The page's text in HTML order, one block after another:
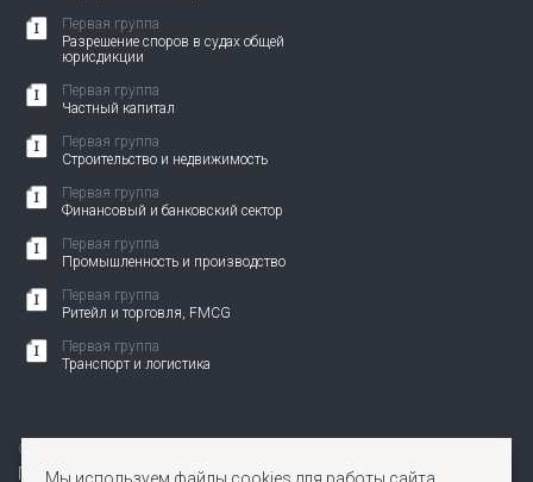
Первая группа
Разрешение споров в судах общей
юрисдикции
Первая группа
Частный капитал
Первая группа
Строительство и недвижимость
Первая группа
Финансовый и банковский сектор
Первая группа
Промышленность и производство
Первая группа
Ритейл и торговля, FMCG
Первая группа
Транспорт и логистика
© 2010-2026 АНП ЗЕНИТ. Все права защищены.
Политика по защите персональных данных